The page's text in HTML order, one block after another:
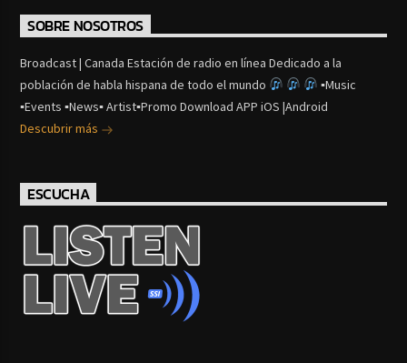
SOBRE NOSOTROS
Broadcast | Canada Estación de radio en línea Dedicado a la
población de habla hispana de todo el mundo
▪Music
▪Events ▪News▪ Artist▪Promo Download APP iOS |Android
Descubrir más
ESCUCHA